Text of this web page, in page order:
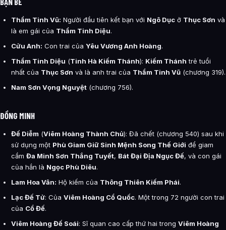
Thẩm Tinh Vũ: Người đầu tiên kết bạn với Ngô Dục ở Thục Sơn và
là em gái của Thẩm Tinh Diệu.
Cửu Anh: Con trai của Yêu Vương Anh Hoàng.
Thẩm Tinh Diệu (Tinh Hà Kiếm Thánh): Kiếm Thánh trẻ tuổi
nhất của Thục Sơn và là anh trai của Thẩm Tinh Vũ (chương 319).
Nam Sơn Vọng Nguyệt (chương 756).
ĐỒNG MINH
Đế Diễm (Viêm Hoàng Thành Chủ): Đã chết (chương 540) sau khi
sử dụng một Phù Giam Giữ Sinh Mệnh Song Thế Giới để giam
cầm Đa Minh Sơn Thắng Tuyết, Bát Đại Địa Ngục Đế, và con gái
của hắn là Ngọc Phù Diêu.
Lam Hoa Vân: Hộ kiếm của Thông Thiên Kiếm Phái.
Lạc Đế Tử: Của Viêm Hoàng Cổ Quốc. Một trong 72 người con trai
của Cổ Đế.
Viêm Hoàng Đế Soái: Sĩ quan cao cấp thứ hai trong Viêm Hoàng